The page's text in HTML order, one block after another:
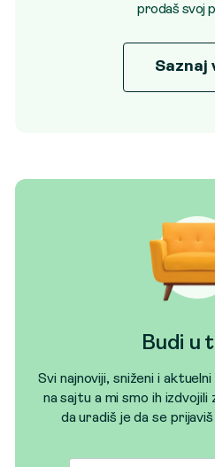
prodaš svoj
Saznaj
Budi u
Svi najnoviji, sniženi i
na sajtu a mi smo ih
da uradiš je da se